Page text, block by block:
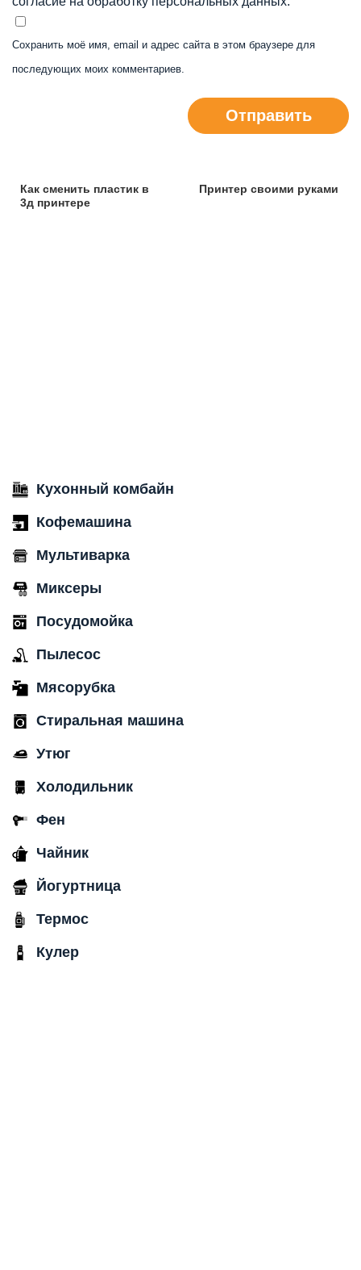
Сохранить моё имя, email и адрес сайта в этом браузере для
последующих моих комментариев.
Отправить
Как сменить пластик в
3д принтере
Принтер своими руками
Кухонный комбайн
Кофемашина
Мультиварка
Миксеры
Посудомойка
Пылесос
Мясорубка
Стиральная машина
Утюг
Холодильник
Фен
Чайник
Йогуртница
Термос
Кулер